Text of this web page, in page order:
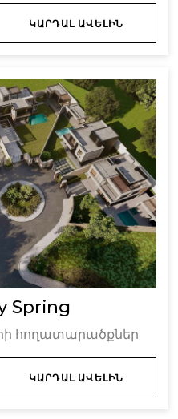
ԿԱՐԴԱԼ ԱՎԵԼԻՆ
Spring
հողատարածքներ
ԿԱՐԴԱԼ ԱՎԵԼԻՆ